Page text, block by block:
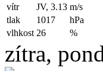
vítr JV, 3.13 m/s
tlak
1017
hPa
vlhkost 26 %
zítra,